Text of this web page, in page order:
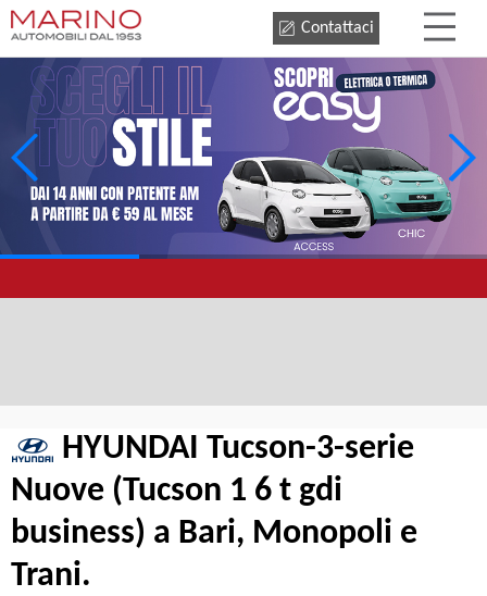
Contattaci
HYUNDAI Tucson-3-serie
Nuove (Tucson 1 6 t gdi
business) a Bari, Monopoli e
Trani.